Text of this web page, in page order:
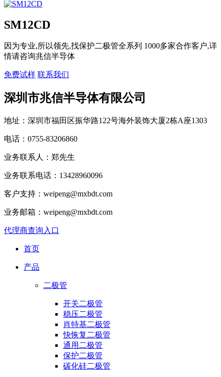
SM12CD
因为专业,所以领先,找保护二极管全系列 1000多家合作客户,详
情请咨询兆信半导体
免费试样 联系我们
深圳市兆信半导体有限公司
地址：深圳市福田区振华路122号海外装饰大厦2栋A座1303
电话：0755-83206860
业务联系人：郑先生
业务联系电话：13428960096
客户支持：weipeng@mxbdt.com
业务邮箱：weipeng@mxbdt.com
代理商查询入口
首页
产品
二极管
开关二极管
稳压二极管
肖特基二极管
快恢复二极管
通用二极管
保护二极管
碳化硅二极管